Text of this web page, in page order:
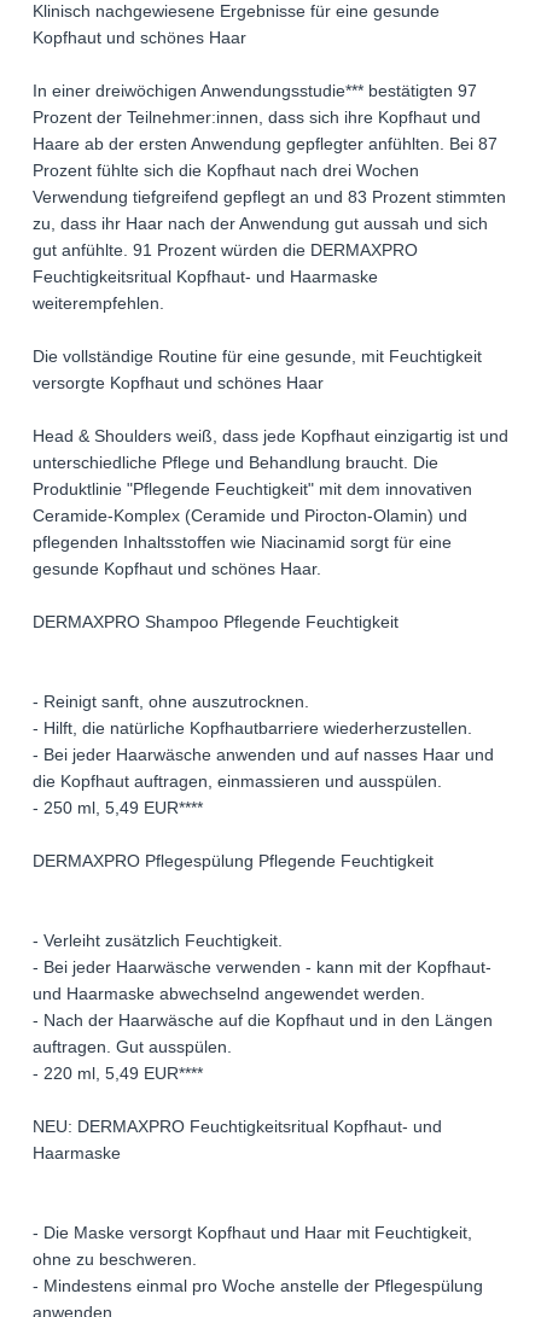
Klinisch nachgewiesene Ergebnisse für eine gesunde
Kopfhaut und schönes Haar
In einer dreiwöchigen Anwendungsstudie*** bestätigten 97
Prozent der Teilnehmer:innen, dass sich ihre Kopfhaut und
Haare ab der ersten Anwendung gepflegter anfühlten. Bei 87
Prozent fühlte sich die Kopfhaut nach drei Wochen
Verwendung tiefgreifend gepflegt an und 83 Prozent stimmten
zu, dass ihr Haar nach der Anwendung gut aussah und sich
gut anfühlte. 91 Prozent würden die DERMAXPRO
Feuchtigkeitsritual Kopfhaut- und Haarmaske
weiterempfehlen.
Die vollständige Routine für eine gesunde, mit Feuchtigkeit
versorgte Kopfhaut und schönes Haar
Head & Shoulders weiß, dass jede Kopfhaut einzigartig ist und
unterschiedliche Pflege und Behandlung braucht. Die
Produktlinie "Pflegende Feuchtigkeit" mit dem innovativen
Ceramide-Komplex (Ceramide und Pirocton-Olamin) und
pflegenden Inhaltsstoffen wie Niacinamid sorgt für eine
gesunde Kopfhaut und schönes Haar.
DERMAXPRO Shampoo Pflegende Feuchtigkeit
- Reinigt sanft, ohne auszutrocknen.
- Hilft, die natürliche Kopfhautbarriere wiederherzustellen.
- Bei jeder Haarwäsche anwenden und auf nasses Haar und
die Kopfhaut auftragen, einmassieren und ausspülen.
- 250 ml, 5,49 EUR****
DERMAXPRO Pflegespülung Pflegende Feuchtigkeit
- Verleiht zusätzlich Feuchtigkeit.
- Bei jeder Haarwäsche verwenden - kann mit der Kopfhaut-
und Haarmaske abwechselnd angewendet werden.
- Nach der Haarwäsche auf die Kopfhaut und in den Längen
auftragen. Gut ausspülen.
- 220 ml, 5,49 EUR****
NEU: DERMAXPRO Feuchtigkeitsritual Kopfhaut- und
Haarmaske
- Die Maske versorgt Kopfhaut und Haar mit Feuchtigkeit,
ohne zu beschweren.
- Mindestens einmal pro Woche anstelle der Pflegespülung
anwenden.